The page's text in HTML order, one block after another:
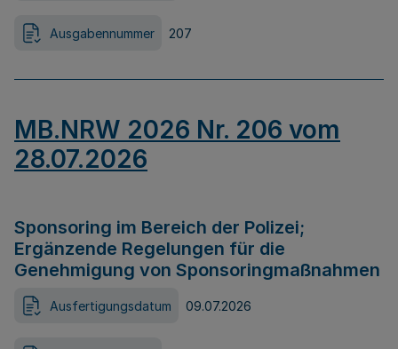
Ausgabennummer 207
MB.NRW 2026 Nr. 206 vom
28.07.2026
Sponsoring im Bereich der Polizei;
Ergänzende Regelungen für die
Genehmigung von Sponsoringmaßnahmen
Ausfertigungsdatum 09.07.2026